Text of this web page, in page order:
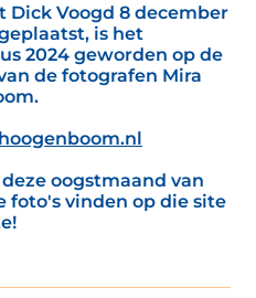
Dick Voogd 8 december
is het
2024 geworden op de
de fotografen Mira
oogstmaand van
foto's vinden op die site